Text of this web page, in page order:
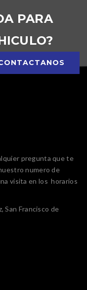
PARA
pregunta que te
numero de
visita en los horarios
San Francisco de